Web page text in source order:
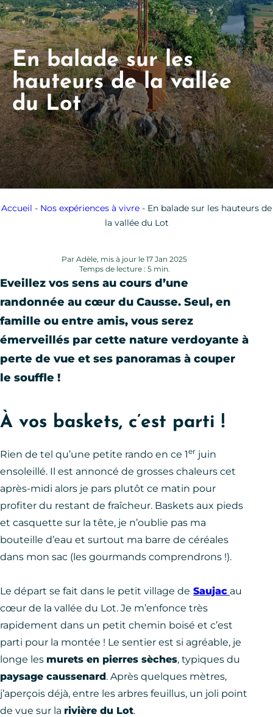
En balade sur les
hauteurs de la vallée
du Lot
Accueil - Nos expériences à vivre - En balade sur les hauteurs de
la vallée du Lot
Par Adèle, mis à jour le 17 Jan 2025
Temps de lecture : 5 min.
Eveillez vos sens au cours d’une
randonnée au cœur du Causse. Seul, en
famille ou entre amis, vous serez
émerveillés par cette nature verdoyante à
perte de vue et ses panoramas à couper
le souffle !
À vos baskets, c’est parti !
Rien de tel qu’une petite rando en ce 1er juin
ensoleillé. Il est annoncé de grosses chaleurs cet
après-midi alors je pars plutôt ce matin pour
profiter du restant de fraîcheur. Baskets aux pieds
et casquette sur la tête, je n’oublie pas ma
bouteille d’eau et surtout ma barre de céréales
dans mon sac (les gourmands comprendrons !).
Le départ se fait dans le petit village de Saujac au
cœur de la vallée du Lot. Je m’enfonce très
rapidement dans un petit chemin boisé et c’est
parti pour la montée ! Le sentier est si agréable, je
longe les murets en pierres sèches, typiques du
paysage caussenard. Après quelques mètres,
j’aperçois déjà, entre les arbres feuillus, un joli point
de vue sur la rivière du Lot.